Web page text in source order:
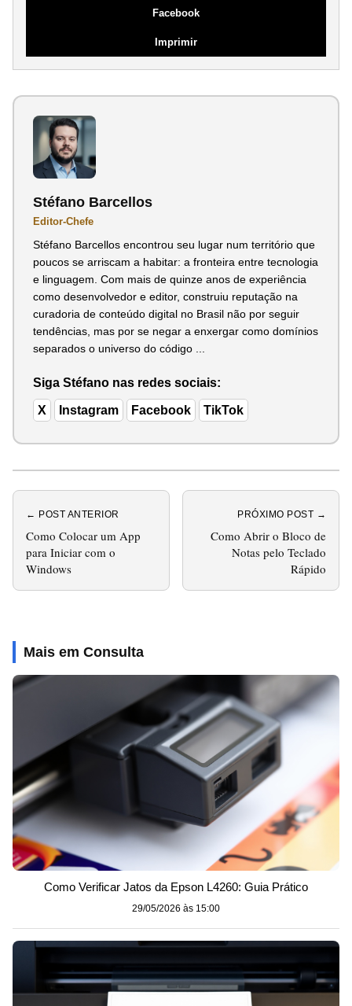
Facebook
Imprimir
Stéfano Barcellos
Editor-Chefe
Stéfano Barcellos encontrou seu lugar num território que
poucos se arriscam a habitar: a fronteira entre tecnologia
e linguagem. Com mais de quinze anos de experiência
como desenvolvedor e editor, construiu reputação na
curadoria de conteúdo digital no Brasil não por seguir
tendências, mas por se negar a enxergar como domínios
separados o universo do código ...
Siga Stéfano nas redes sociais:
X Instagram Facebook TikTok
← POST ANTERIOR
Como Colocar um App
para Iniciar com o
Windows
PRÓXIMO POST →
Como Abrir o Bloco de
Notas pelo Teclado
Rápido
Mais em Consulta
Como Verificar Jatos da Epson L4260: Guia Prático
29/05/2026 às 15:00